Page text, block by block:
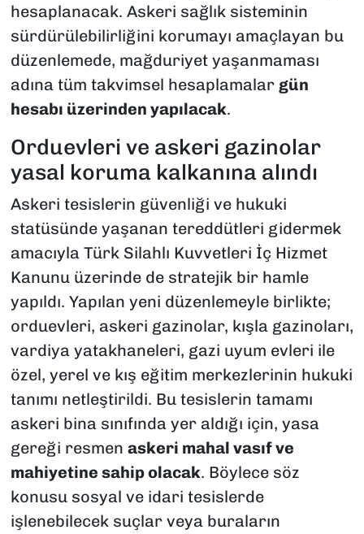
hesaplanacak. Askeri sağlık sisteminin
sürdürülebilirliğini korumayı amaçlayan bu
düzenlemede, mağduriyet yaşanmaması
adına tüm takvimsel hesaplamalar gün
hesabı üzerinden yapılacak.
Orduevleri ve askeri gazinolar
yasal koruma kalkanına alındı
Askeri tesislerin güvenliği ve hukuki
statüsünde yaşanan tereddütleri gidermek
amacıyla Türk Silahlı Kuvvetleri İç Hizmet
Kanunuüzerinde de stratejik bir hamle
yapıldı. Yapılan yeni düzenlemeyle birlikte;
orduevleri, askeri gazinolar, kışla gazinoları,
vardiya yatakhaneleri, gazi uyum evleri ile
özel, yerel ve kış eğitim merkezlerinin hukuki
tanımı netleştirildi. Bu tesislerin tamamı
askeri bina sınıfında yer aldığı için, yasa
gereği resmen askeri mahal vasıf ve
mahiyetine sahip olacak. Böylece söz
konusu sosyal ve idari tesislerde
işlenebilecek suçlar veya buraların